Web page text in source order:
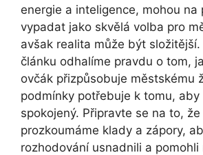
energie a inteligence, mohou na
vypadat jako skvělá volba pro
avšak realita může být složitější.
článku odhalíme pravdu o tom,
ovčák přizpůsobuje městskému
podmínky potřebuje k tomu,
spokojený. Připravte se na to, že
prozkoumáme klady a zápory,
rozhodování usnadnili a